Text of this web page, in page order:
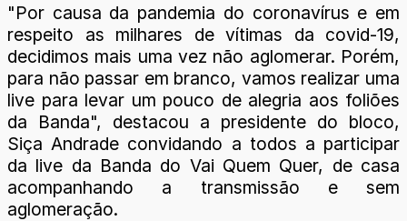
"Por causa da pandemia do coronavírus e em
respeito as milhares de vítimas da covid-19,
decidimos mais uma vez não aglomerar. Porém,
para não passar em branco, vamos realizar uma
live para levar um pouco de alegria aos foliões
da Banda", destacou a presidente do bloco,
Siça Andrade convidando a todos a participar
da live da Banda do Vai Quem Quer, de casa
acompanhando a transmissão e sem
aglomeração.